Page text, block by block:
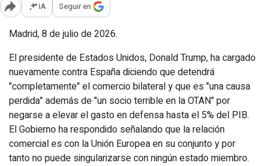
Abrir opciones para compartir
IA Seguir en
Madrid, 8 de julio de 2026.
El presidente de Estados Unidos, Donald Trump, ha cargado
nuevamente contra España diciendo que detendrá
"completamente" el comercio bilateral y que es "una causa
perdida" además de "un socio terrible en la OTAN" por
negarse a elevar el gasto en defensa hasta el 5% del PIB.
El Gobierno ha respondido señalando que la relación
comercial es con la Unión Europea en su conjunto y por
tanto no puede singularizarse con ningún estado miembro.